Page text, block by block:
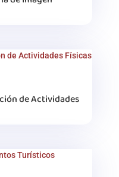
de Actividades